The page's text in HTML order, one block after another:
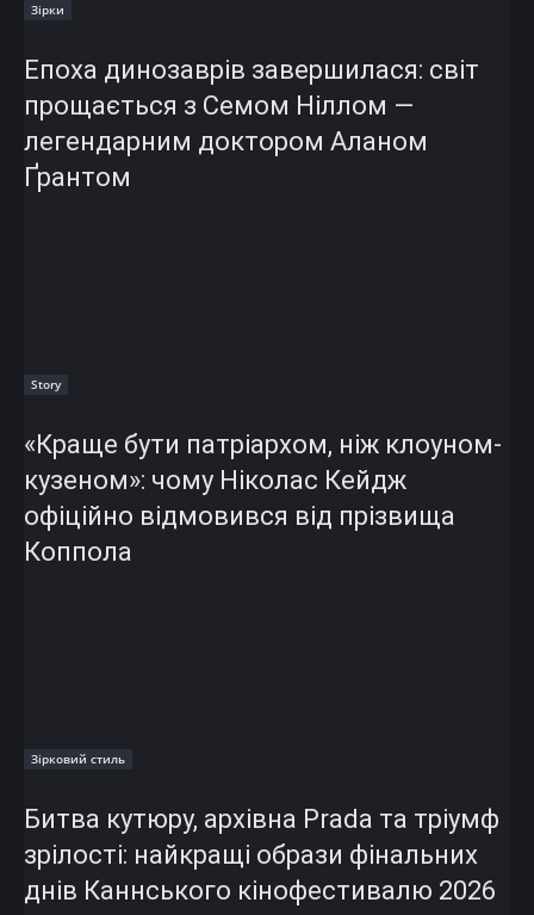
Зірки
Епоха динозаврів завершилася: світ
прощається з Семом Ніллом —
легендарним доктором Аланом
Ґрантом
Story
«Краще бути патріархом, ніж клоуном-
кузеном»: чому Ніколас Кейдж
офіційно відмовився від прізвища
Коппола
Зірковий стиль
Битва кутюру, архівна Prada та тріумф
зрілості: найкращі образи фінальних
днів Каннського кінофестивалю 2026